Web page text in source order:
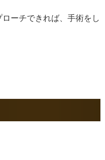
ーチできれば、手術をし